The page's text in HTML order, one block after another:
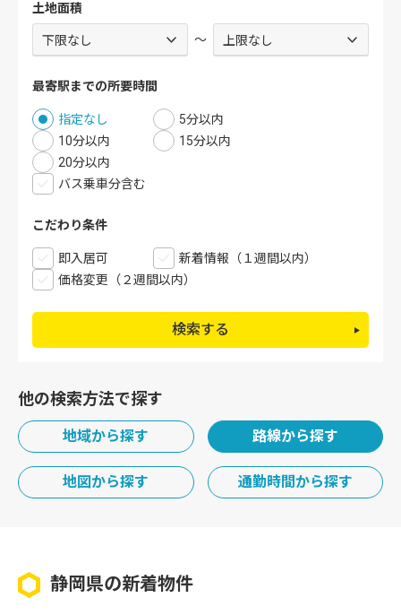
土地面積
～
最寄駅までの所要時間
指定なし
5分以内
10分以内
15分以内
20分以内
バス乗車分含む
こだわり条件
即入居可
新着情報（１週間以内）
価格変更（２週間以内）
検索する
他の検索方法で探す
地域から探す 路線から探す
地図から探す 通勤時間から探す
静岡県の新着物件